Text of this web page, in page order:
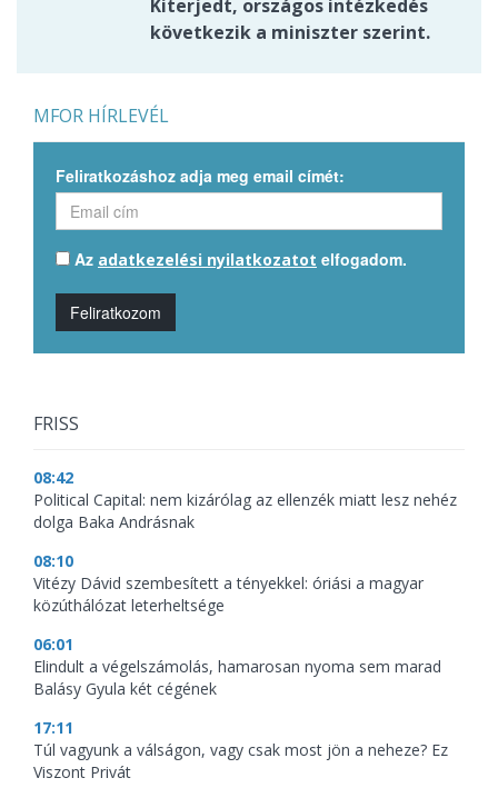
Kiterjedt, országos intézkedés
következik a miniszter szerint.
MFOR HÍRLEVÉL
Feliratkozáshoz adja meg email címét:
Az adatkezelési nyilatkozatot elfogadom.
Feliratkozom
FRISS
08:42
Political Capital: nem kizárólag az ellenzék miatt lesz nehéz
dolga Baka Andrásnak
08:10
Vitézy Dávid szembesített a tényekkel: óriási a magyar
közúthálózat leterheltsége
06:01
Elindult a végelszámolás, hamarosan nyoma sem marad
Balásy Gyula két cégének
17:11
Túl vagyunk a válságon, vagy csak most jön a neheze? Ez
Viszont Privát